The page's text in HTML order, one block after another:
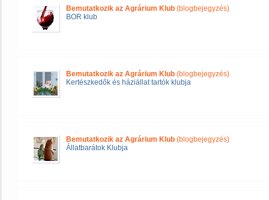
Bemutatkozik az Agrárium Klub (blogbejegyzés)
BOR klub
Bemutatkozik az Agrárium Klub (blogbejegyzés)
Kertészkedők és háziállat tartók klubja
Bemutatkozik az Agrárium Klub (blogbejegyzés)
Állatbarátok Klubja